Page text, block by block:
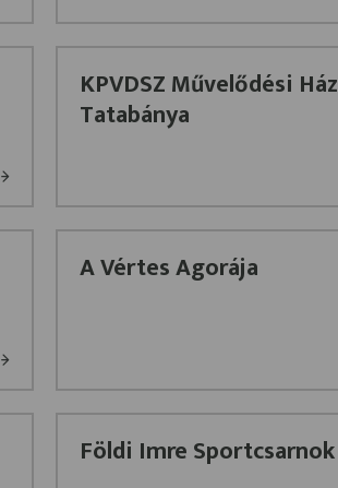
KPVDSZ Művelődési Ház
Tatabánya
A Vértes Agorája
Földi Imre Sportcsarnok